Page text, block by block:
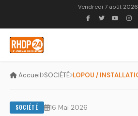
Vendredi 7 août 2026
Accueil SOCIÉTÉ
SOCIÉTÉ 16 Mai 2026